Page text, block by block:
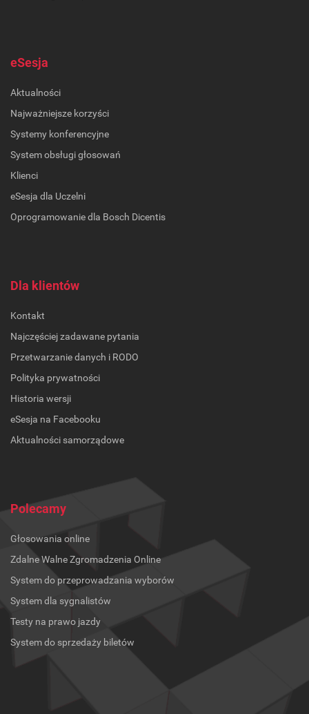
eSesja
Aktualności
Najważniejsze korzyści
Systemy konferencyjne
System obsługi głosowań
Klienci
eSesja dla Uczelni
Oprogramowanie dla Bosch Dicentis
Dla klientów
Kontakt
Najczęściej zadawane pytania
Przetwarzanie danych i RODO
Polityka prywatności
Historia wersji
eSesja na Facebooku
Aktualności samorządowe
Polecamy
Głosowania online
Zdalne Walne Zgromadzenia Online
System do przeprowadzania wyborów
System dla sygnalistów
Testy na prawo jazdy
System do sprzedaży biletów